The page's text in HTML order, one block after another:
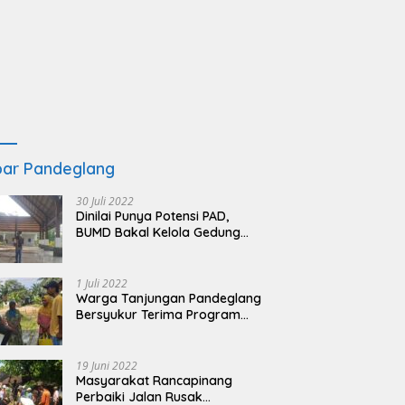
Pandeglang
30 Juli 2022
Dinilai Punya Potensi PAD,
BUMD Bakal Kelola Gedung
1 Juli 2022
Warga Tanjungan Pandeglang
Bersyukur Terima Program
19 Juni 2022
Masyarakat Rancapinang
Perbaiki Jalan Rusak